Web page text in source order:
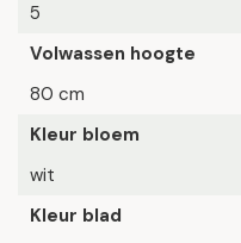
5
Volwassen hoogte
80 cm
Kleur bloem
wit
Kleur blad